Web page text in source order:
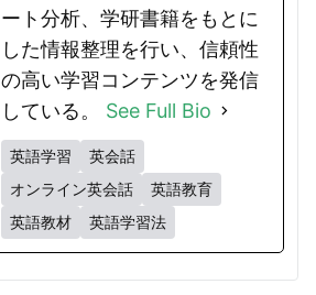
ート分析、学研書籍をもとに
した情報整理を行い、信頼性
の高い学習コンテンツを発信
している。 See Full Bio
英語学習
英会話
オンライン英会話
英語教育
英語教材
英語学習法